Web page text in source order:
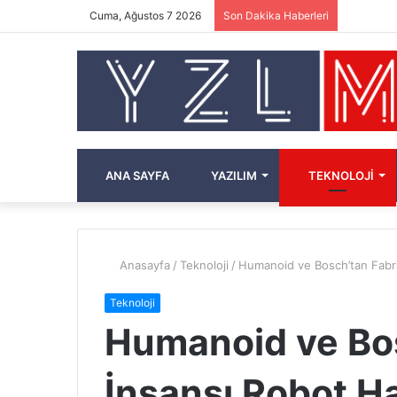
Cuma, Ağustos 7 2026 Son Dakika Haberleri
ANA SAYFA YAZILIM TEKNOLOJI
Anasayfa / Teknoloji / Humanoid ve Bosch’tan
Teknoloji
Humanoid ve